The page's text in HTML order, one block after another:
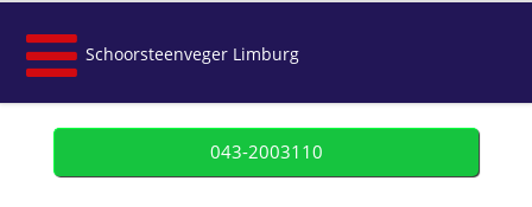
Schoorsteenveger Limburg
043-2003110